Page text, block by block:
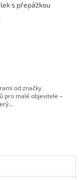
s přepážkou
od značky
pro malé objevitele –